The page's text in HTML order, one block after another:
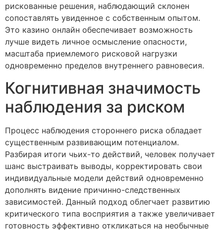
рискованные решения, наблюдающий склонен
сопоставлять увиденное с собственным опытом.
Это казино онлайн обеспечивает возможность
лучше видеть личное осмысление опасности,
масштаба приемлемого рисковой нагрузки
одновременно пределов внутреннего равновесия.
Когнитивная значимость
наблюдения за риском
Процесс наблюдения стороннего риска обладает
существенным развивающим потенциалом.
Разбирая итоги чьих-то действий, человек получает
шанс выстраивать выводы, корректировать свои
индивидуальные модели действий одновременно
дополнять видение причинно-следственных
зависимостей. Данный подход облегчает развитию
критического типа восприятия а также увеличивает
готовность эффективно откликаться на необычные